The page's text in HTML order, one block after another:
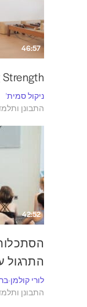
46:57
Strength
ניקול סמית'
התבונן
42:52
התרגול
לורי קולמן-
התבונן